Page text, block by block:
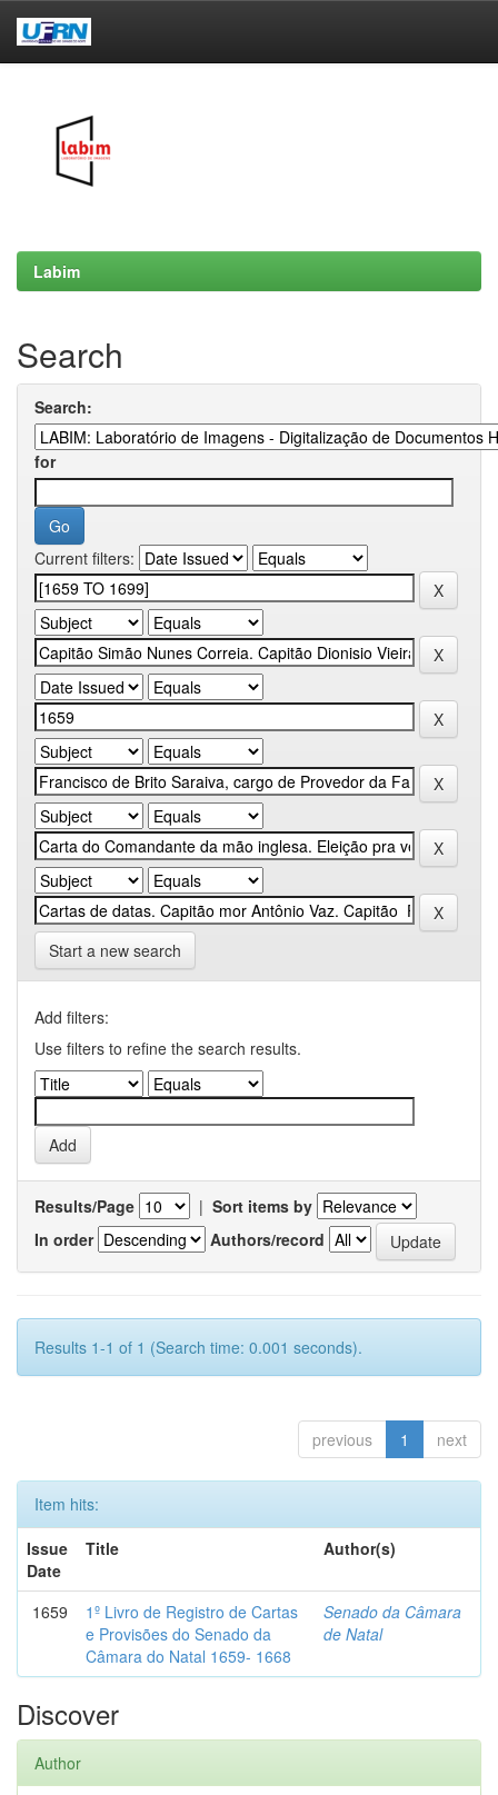
Labim
Search
Search:
for
Current filters:
Start a new search
Add filters:
Use filters to refine the search results.
Results/Page | Sort items by
In order
Authors/record
Results 1-1 of 1 (Search time: 0.001 seconds).
previous 1 next
Item hits:
Issue
Date
Title Author(s)
1659
1º Livro de Registro de Cartas
e Provisões do Senado da
Câmara do Natal 1659- 1668
Senado da Câmara
de Natal
Discover
Author